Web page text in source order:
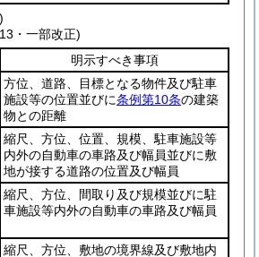
・一部改正)
明示すべき事項
方位、道路、目標となる物件及び駐車
施設等の位置並びに条例第10条の建築
物との距離
縮尺、方位、位置、規模、駐車施設等
内外の自動車の車路及び幅員並びに敷
地が接する道路の位置及び幅員
縮尺、方位、間取り及び規模並びに駐
車施設等内外の自動車の車路及び幅員
縮尺、方位、敷地の境界線及び敷地内